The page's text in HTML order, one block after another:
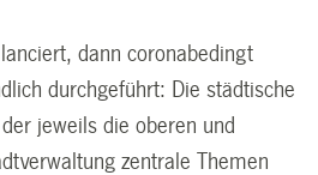
dann coronabedingt
durchgeführt: Die städtische
jeweils die oberen und
zentrale Themen